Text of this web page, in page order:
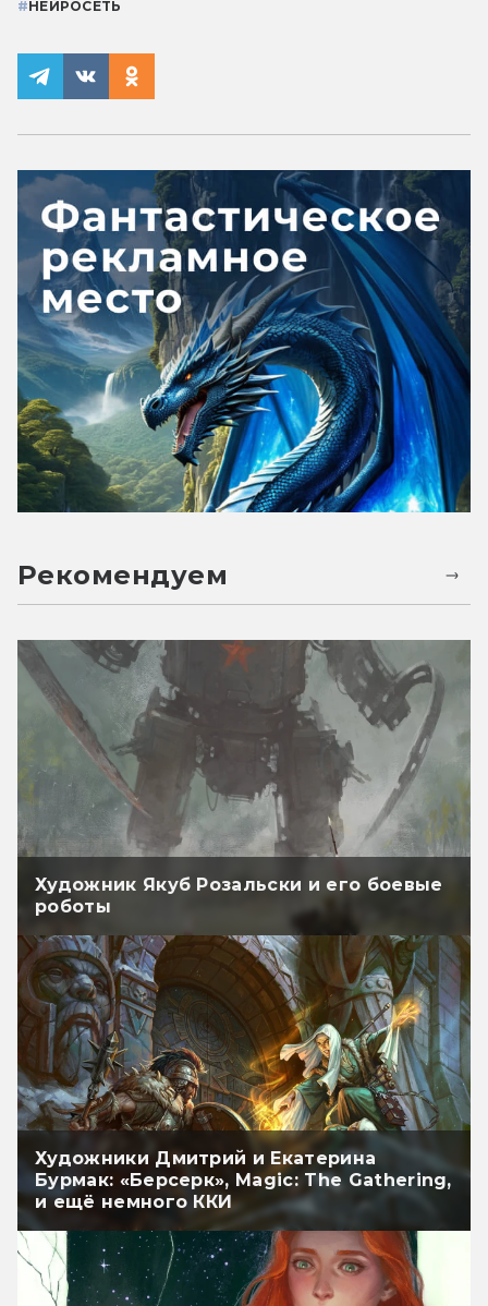
#НЕЙРОСЕТЬ
Рекомендуем
Художник Якуб Розальски и его боевые
роботы
Художники Дмитрий и Екатерина
Бурмак: «Берсерк», Magic: The Gathering,
и ещё немного ККИ